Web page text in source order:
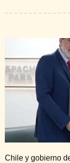
Chile y gobierno